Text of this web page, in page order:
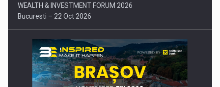
WEALTH & INVESTMENT FORUM 2026
Bucuresti – 22 Oct 2026